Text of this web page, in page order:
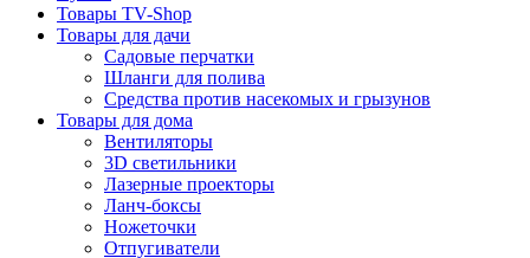
Товары TV-Shop
Товары для дачи
Садовые перчатки
Шланги для полива
Средства против насекомых и грызунов
Товары для дома
Вентиляторы
3D светильники
Лазерные проекторы
Ланч-боксы
Ножеточки
Отпугиватели